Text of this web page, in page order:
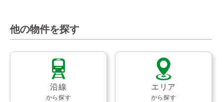
他の物件を探す
沿線
から探す
エリア
から探す